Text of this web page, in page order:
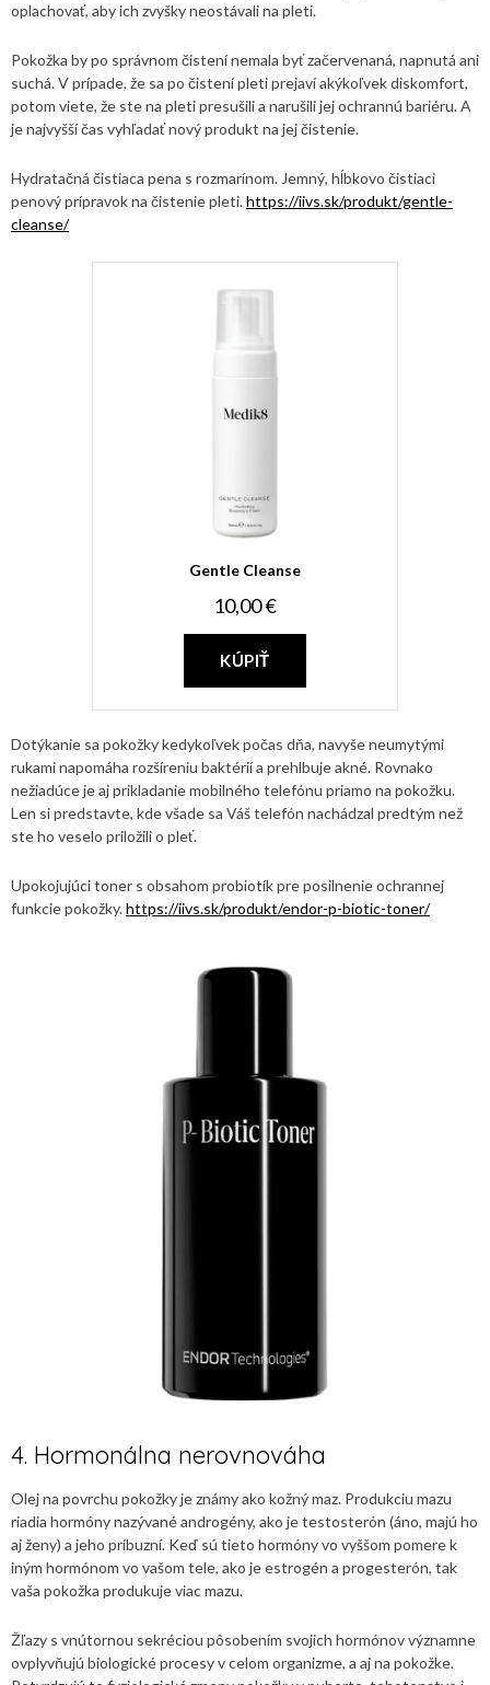
oplachovať, aby ich zvyšky neostávali na pleti.
Pokožka by po správnom čistení nemala byť začervenaná, napnutá ani
suchá. V prípade, že sa po čistení pleti prejaví akýkoľvek diskomfort,
potom viete, že ste na pleti presušili a narušili jej ochrannú bariéru. A
je najvyšší čas vyhľadať nový produkt na jej čistenie.
Hydratačná čistiaca pena s rozmarínom. Jemný, hĺbkovo čistiaci
penový prípravok na čistenie pleti.https://iivs.sk/produkt/gentle-
cleanse/
Gentle Cleanse
10,00 €
KÚPIŤ
Dotýkanie sa pokožky kedykoľvek počas dňa, navyše neumytými
rukami napomáha rozšíreniu baktérií a prehlbuje akné. Rovnako
nežiadúce je aj prikladanie mobilného telefónu priamo na pokožku.
Len si predstavte, kde všade sa Váš telefón nachádzal predtým než
ste ho veselo priložili o pleť.
Upokojujúci toner s obsahom probiotík pre posilnenie ochrannej
funkcie pokožky.https://iivs.sk/produkt/endor-p-biotic-toner/
4. Hormonálna nerovnováha
Olej na povrchu pokožky je známy ako kožný maz. Produkciu mazu
riadia hormóny nazývané androgény, ako je testosterón (áno, majú ho
aj ženy) a jeho príbuzní. Keď sú tieto hormóny vo vyššom pomere k
iným hormónom vo vašom tele, ako je estrogén a progesterón, tak
vaša pokožka produkuje viac mazu.
Žľazy s vnútornou sekréciou pôsobením svojich hormónov významne
ovplyvňujú biologické procesy v celom organizme, a aj na pokožke.